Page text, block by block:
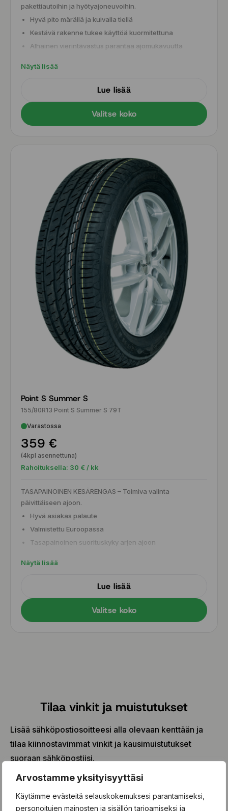
Arvostamme yksityisyyttäsi
Käytämme evästeitä selauskokemuksesi parantamiseksi,
personoitujen mainosten ja sisällön tarjoamiseksi ja
pakettiautoihin ja hyötyajoneuvoihin.
Hyvä pito märällä ja kuivalla tiellä
Kestävä rakenne tukee käyttöä kuormitettuna
Alhainen vierintävastus parantaa ajomukavuutta
Luotettava ja kustannustehokas valinta
Näytä lisää
Lue lisää
Valitse koko
Point S Summer S
155/80R13 Point S Summer S 79T
Varastossa
359 €
(4kpl asennettuna)
Rahoituksella: 30 € / kk
TASAPAINOINEN KESÄRENGAS – Toimiva valinta
päivittäiseen ajoon.
Hyvä asiakas palaute
Valmistettu Euroopassa
Tasapainoinen suorituskyky arjen ajoon
Näytä lisää
Lue lisää
Valitse koko
Tilaa vinkit ja muistutukset
Lisää sähköpostiosoitteesi alla olevaan kenttään ja
tilaa kiinnostavimmat vinkit ja kausimuistutukset
suoraan sähköpostiisi.